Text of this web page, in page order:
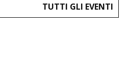
TUTTI GLI EVENTI